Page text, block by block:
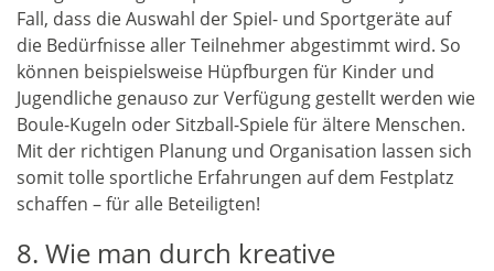
Fall, dass die Auswahl der Spiel- und Sportgeräte auf
die Bedürfnisse aller Teilnehmer abgestimmt wird. So
können beispielsweise Hüpfburgen für Kinder und
Jugendliche genauso zur Verfügung gestellt werden wie
Boule-Kugeln oder Sitzball-Spiele für ältere Menschen.
Mit der richtigen Planung und Organisation lassen sich
somit tolle sportliche Erfahrungen auf dem Festplatz
schaffen – für alle Beteiligten!
8. Wie man durch kreative